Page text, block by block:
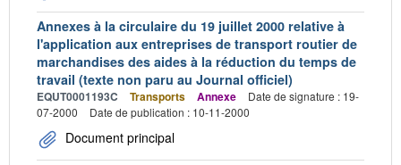
Annexes à la circulaire du 19 juillet 2000 relative à
l'application aux entreprises de transport routier de
marchandises des aides à la réduction du temps de
travail (texte non paru au Journal officiel)
EQUT0001193C Transports Annexe
Date de signature : 19-
07-2000
Date de publication : 10-11-2000
Document principal